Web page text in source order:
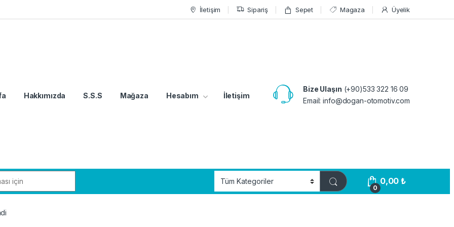
İletişim Sipariş Sepet Magaza Üyelik
Hakkımızda S.S.S Mağaza Hesabım İletişim
Bize Ulaşın (+90)533 322 16 09
Email:info@dogan-otomotiv.com
0
0,00₺